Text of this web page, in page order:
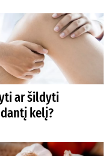
ar šildyti
kelį?